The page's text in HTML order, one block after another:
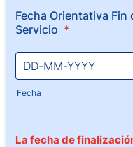
Fecha Orientativa Fin
Servicio *
Fecha
La fecha de